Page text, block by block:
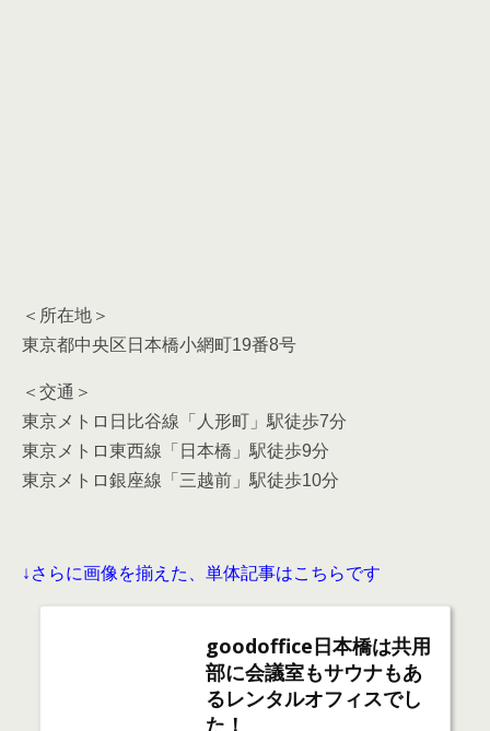
東京メトロ東西線「日本橋」駅徒歩9分
東京メトロ銀座線「三越前」駅徒歩10分
↓さらに画像を揃えた、単体記事はこちらです
た！
きます。 ↓こちらの目次は１ページ目のみの内容と
なります建物とその周辺道路↓建物外観↓建物共用
部↓建物周辺道路おすすめなサービス・設備・共用
部レンタルオフィスで重要な役割のサービスや設備